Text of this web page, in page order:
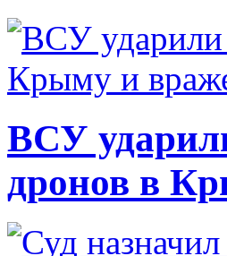
ВСУ
дронов в